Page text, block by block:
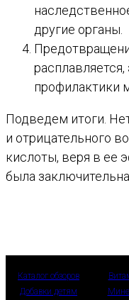
другие органы.
профилактики
Подведем итоги.
и отрицательного
кислоты, веря в ее
была
Каталог обзоров
Добавки детям